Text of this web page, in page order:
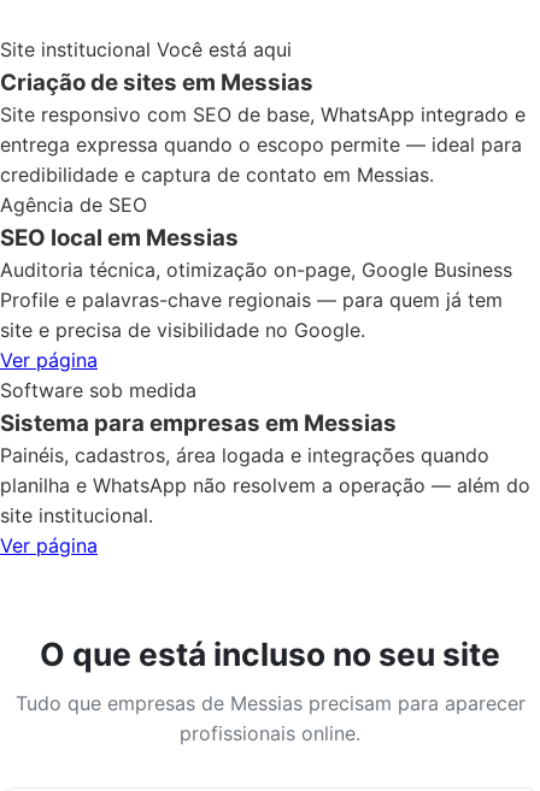
Site institucional Você está aqui
Criação de sites em Messias
Site responsivo com SEO de base, WhatsApp integrado e
entrega expressa quando o escopo permite — ideal para
credibilidade e captura de contato em Messias.
Agência de SEO
SEO local em Messias
Auditoria técnica, otimização on-page, Google Business
Profile e palavras-chave regionais — para quem já tem
site e precisa de visibilidade no Google.
Ver página
Software sob medida
Sistema para empresas em Messias
Painéis, cadastros, área logada e integrações quando
planilha e WhatsApp não resolvem a operação — além do
site institucional.
Ver página
O que está incluso no seu site
Tudo que empresas de Messias precisam para aparecer
profissionais online.